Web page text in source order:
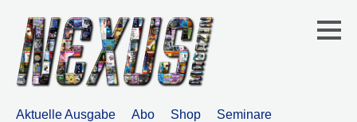
Aktuelle Ausgabe Abo Shop Seminare